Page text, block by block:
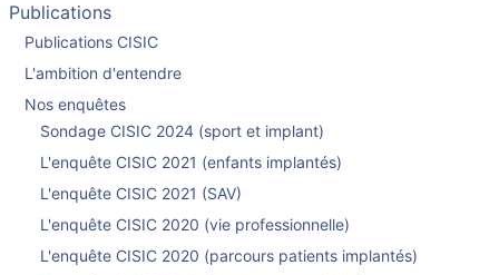
Publications
Publications CISIC
L'ambition d'entendre
Nos enquêtes
Sondage CISIC 2024 (sport et implant)
L'enquête CISIC 2021 (enfants implantés)
L'enquête CISIC 2021 (SAV)
L'enquête CISIC 2020 (vie professionnelle)
L'enquête CISIC 2020 (parcours patients implantés)